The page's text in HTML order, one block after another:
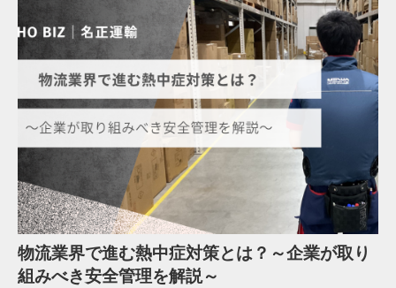
物流業界で進む熱中症対策とは？～企業が取り
組みべき安全管理を解説～